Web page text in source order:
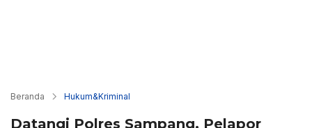
Beranda Hukum&Kriminal
Datangi Polres Sampang, Pelapor